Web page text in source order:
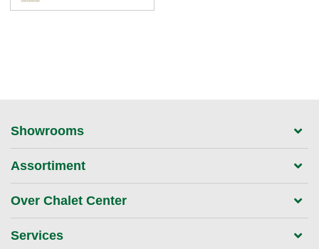
Showrooms
Assortiment
Over Chalet Center
Services